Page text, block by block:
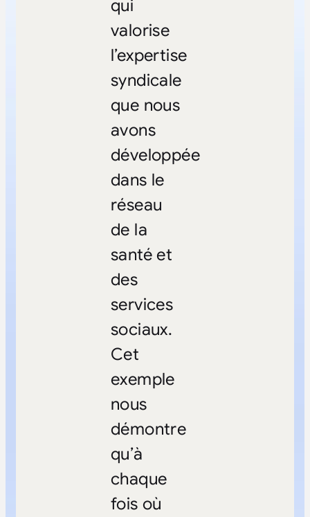
qui
valorise
l’expertise
syndicale
que nous
avons
développée
dans le
réseau
de la
santé et
des
services
sociaux.
Cet
exemple
nous
démontre
qu’à
chaque
fois où